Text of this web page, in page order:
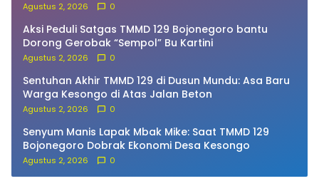
Agustus 2, 2026 0
Aksi Peduli Satgas TMMD 129 Bojonegoro bantu
Dorong Gerobak “Sempol” Bu Kartini
Agustus 2, 2026 0
Sentuhan Akhir TMMD 129 di Dusun Mundu: Asa Baru
Warga Kesongo di Atas Jalan Beton
Agustus 2, 2026 0
Senyum Manis Lapak Mbak Mike: Saat TMMD 129
Bojonegoro Dobrak Ekonomi Desa Kesongo
Agustus 2, 2026 0